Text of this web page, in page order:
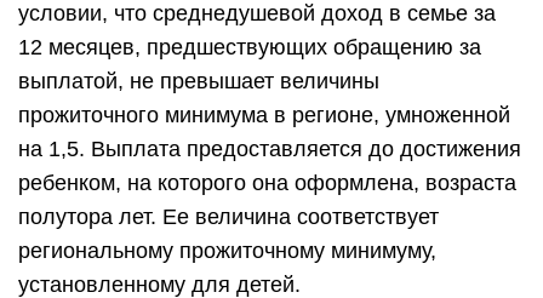
условии, что среднедушевой доход в семье за
12 месяцев, предшествующих обращению за
выплатой, не превышает величины
прожиточного минимума в регионе, умноженной
на 1,5. Выплата предоставляется до достижения
ребенком, на которого она оформлена, возраста
полутора лет. Ее величина соответствует
региональному прожиточному минимуму,
установленному для детей.